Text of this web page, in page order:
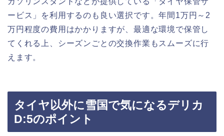
ービス」を利用するのも良い選択です。年間1万円～2
万円程度の費用はかかりますが、最適な環境で保管し
てくれる上、シーズンごとの交換作業もスムーズに行
えます。
タイヤ以外に雪国で気になるデリカ
D:5のポイント